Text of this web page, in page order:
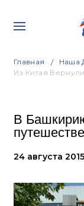
Главная Наша
Из Китая
В
24 августа